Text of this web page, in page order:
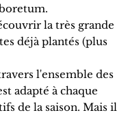
la très grande
déjà plantés (plus
l'ensemble des
adapté à chaque
de la saison. Mais il